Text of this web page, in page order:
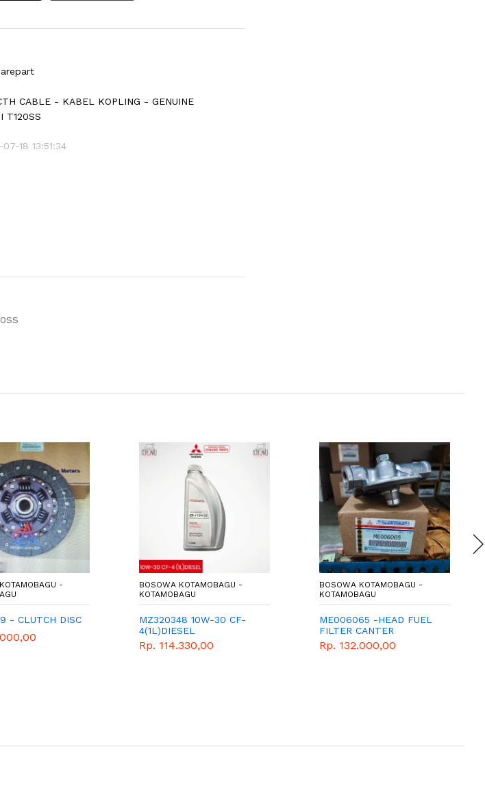
CABLE - KABEL KOPLING - GENUINE
T120SS
18 13:51:34
-
- CLUTCH DISC
BOSOWA KOTAMOBAGU -
KOTAMOBAGU
MZ320348 10W-30 CF-
4(1L)DIESEL
Rp. 114.330,00
BOSOWA KOTAMOBAGU -
KOTAMOBAGU
ME006065 -HEAD FUEL
FILTER CANTER
Rp. 132.000,00